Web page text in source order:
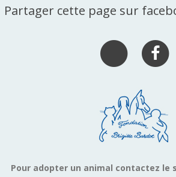
Partager cette page sur
Pour adopter un animal contactez le